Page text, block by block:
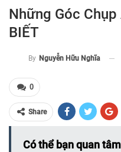
Những Góc
BIẾT
By Nguyễn Hữu Nghĩa
0
Share
Có thể bạn quan tâm